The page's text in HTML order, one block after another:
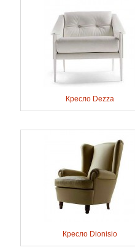
Кресло Dezza
Кресло Dionisio